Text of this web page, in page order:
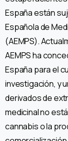
España están
Española de
(AEMPS).
AEMPS ha
España para el
investigación, y
derivados de
medicinal no
cannabis o la